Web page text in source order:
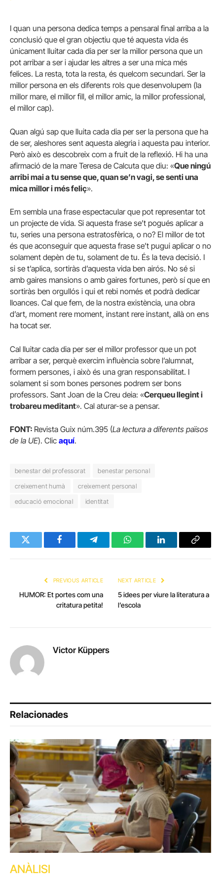
I quan una persona dedica temps a pensaral final arriba a la
conclusió que el gran objectiu que té aquesta vida és
únicament lluitar cada dia per ser la millor persona que un
pot arribar a ser i ajudar les altres a ser una mica més
felices. La resta, tota la resta, és quelcom secundari. Ser la
millor persona en els diferents rols que desenvolupem (la
millor mare, el millor fill, el millor amic, la millor professional,
el millor cap).
Quan algú sap que lluita cada dia per ser la persona que ha
de ser, aleshores sent aquesta alegria i aquesta pau interior.
Però això es descobreix com a fruit de la reflexió. Hi ha una
afirmació de la mare Teresa de Calcuta que diu: «Que ningú
arribi mai a tu sense que, quan se’n vagi, se senti una
mica millor i més feliç».
Em sembla una frase espectacular que pot representar tot
un projecte de vida. Si aquesta frase se’t pogués aplicar a
tu, series una persona estratosfèrica, o no? El millor de tot
és que aconseguir que aquesta frase se’t pugui aplicar o no
solament depèn de tu, solament de tu. És la teva decisió. I
si se t’aplica, sortiràs d’aquesta vida ben airós. No sé si
amb gaires mansions o amb gaires fortunes, però sí que en
sortiràs ben orgullós i qui et rebi només et podrà dedicar
lloances. Cal que fem, de la nostra existència, una obra
d’art, moment rere moment, instant rere instant, allà on ens
ha tocat ser.
Cal lluitar cada dia per ser el millor professor que un pot
arribar a ser, perquè exercim influència sobre l’alumnat,
formem persones, i això és una gran responsabilitat. I
solament si som bones persones podrem ser bons
professors. Sant Joan de la Creu deia: «Cerqueu llegint i
trobareu meditant». Cal aturar-se a pensar.
FONT: Revista Guix núm.395 (La lectura a diferents països
de la UE). Clic aquí.
benestar del professorat
benestar personal
creixement humà
creixement personal
educació emocional
identitat
Twitter FacebookTelegramWhatsAppLinkedInCopy
PREVIOUS ARTICLE
HUMOR: Et portes com una
critatura petita!
NEXT ARTICLE
5 idees per viure la literatura a
l’escola
Victor Küppers
Relacionades
ANÀLISI